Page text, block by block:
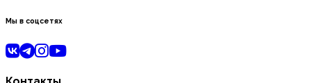
Мы в соцсетях